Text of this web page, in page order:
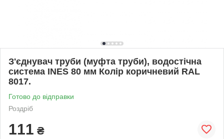
З'єднувач труби (муфта труби), водостічна
система INES 80 мм Колір коричневий RAL
8017.
Готово до відправки
Роздріб
111 ₴